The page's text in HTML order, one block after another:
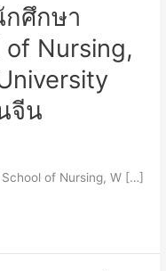
ศึกษา
Nursing,
จีน
of Nursing, W […]